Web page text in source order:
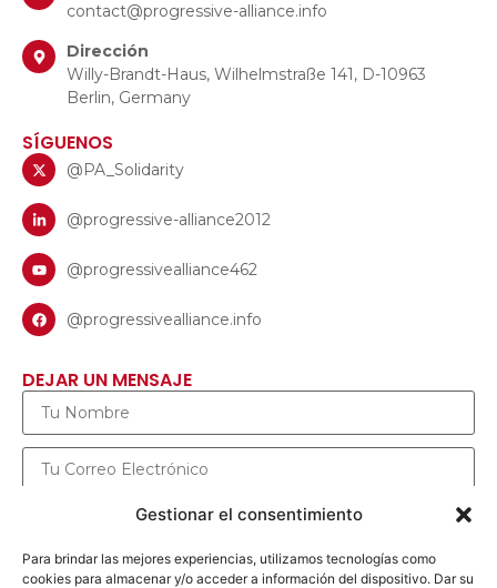
Gestionar el consentimiento
Para brindar las mejores experiencias, utilizamos tecnologías como
cookies para almacenar y/o acceder a información del dispositivo. Dar su
contact@progressive-alliance.info
Dirección
Willy-Brandt-Haus, Wilhelmstraße 141, D-10963
Berlin, Germany
SÍGUENOS
@PA_Solidarity
@progressive-alliance2012
@progressivealliance462
@progressivealliance.info
DEJAR UN MENSAJE